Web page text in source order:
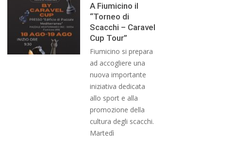
A Fiumicino il
“Torneo di
Scacchi – Caravel
Cup Tour”
Fiumicino si prepara
ad accogliere una
nuova importante
iniziativa dedicata
allo sport e alla
promozione della
cultura degli scacchi.
Martedì